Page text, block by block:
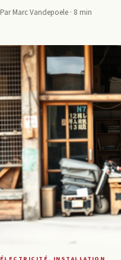
Par Marc Vandepoele · 8 min